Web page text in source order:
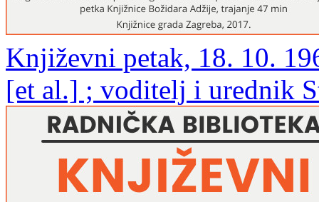
Književni petak, 18. 10.
[et al.] ; voditelj i urednik